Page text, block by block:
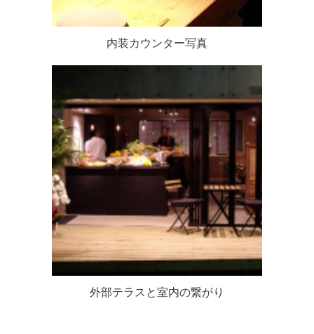
内装カウンター写真
外部テラスと室内の繋がり